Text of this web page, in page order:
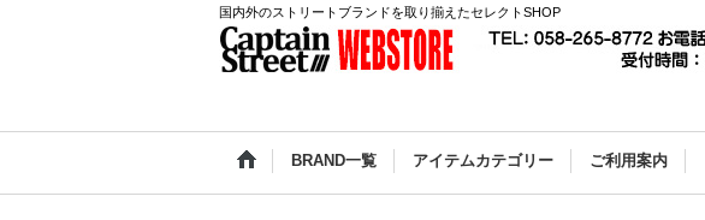
国内外のストリートブランドを取り揃えたセレクトSHOP
BRAND一覧 アイテムカテゴリー ご利用案内